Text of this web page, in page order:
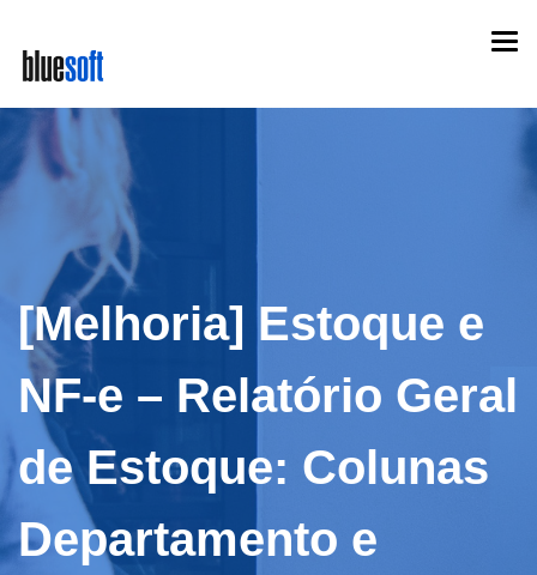
main
[Melhoria] Estoque e
NF-e – Relatório Geral
de Estoque: Colunas
Departamento e